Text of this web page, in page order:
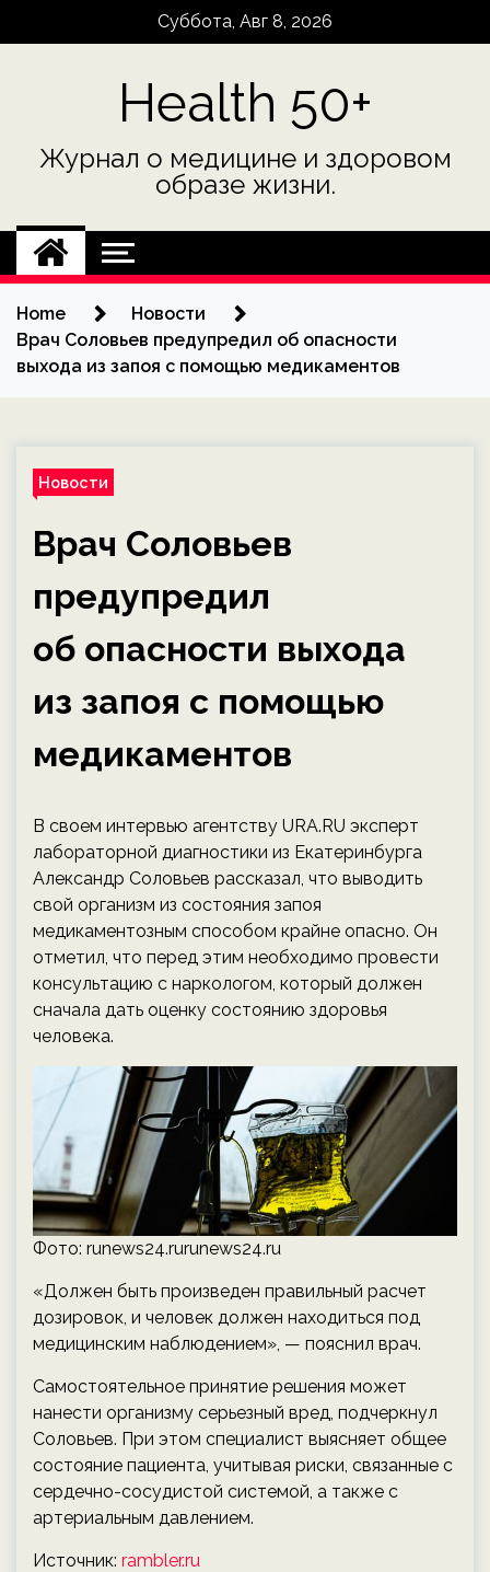
Суббота, Авг 8, 2026
Health 50+
Журнал о медицине и здоровом
образе жизни.
Home
Новости
Врач Соловьев предупредил об опасности
выхода из запоя с помощью медикаментов
Новости
Врач Соловьев
предупредил
об опасности выхода
из запоя с помощью
медикаментов
В своем интервью агентству URA.RU эксперт
лабораторной диагностики из Екатеринбурга
Александр Соловьев рассказал, что выводить
свой организм из состояния запоя
медикаментозным способом крайне опасно. Он
отметил, что перед этим необходимо провести
консультацию с наркологом, который должен
сначала дать оценку состоянию здоровья
человека.
Фото: runews24.rurunews24.ru
«Должен быть произведен правильный расчет
дозировок, и человек должен находиться под
медицинским наблюдением», — пояснил врач.
Самостоятельное принятие решения может
нанести организму серьезный вред, подчеркнул
Соловьев. При этом специалист выясняет общее
состояние пациента, учитывая риски, связанные с
сердечно-сосудистой системой, а также с
артериальным давлением.
Источник: rambler.ru